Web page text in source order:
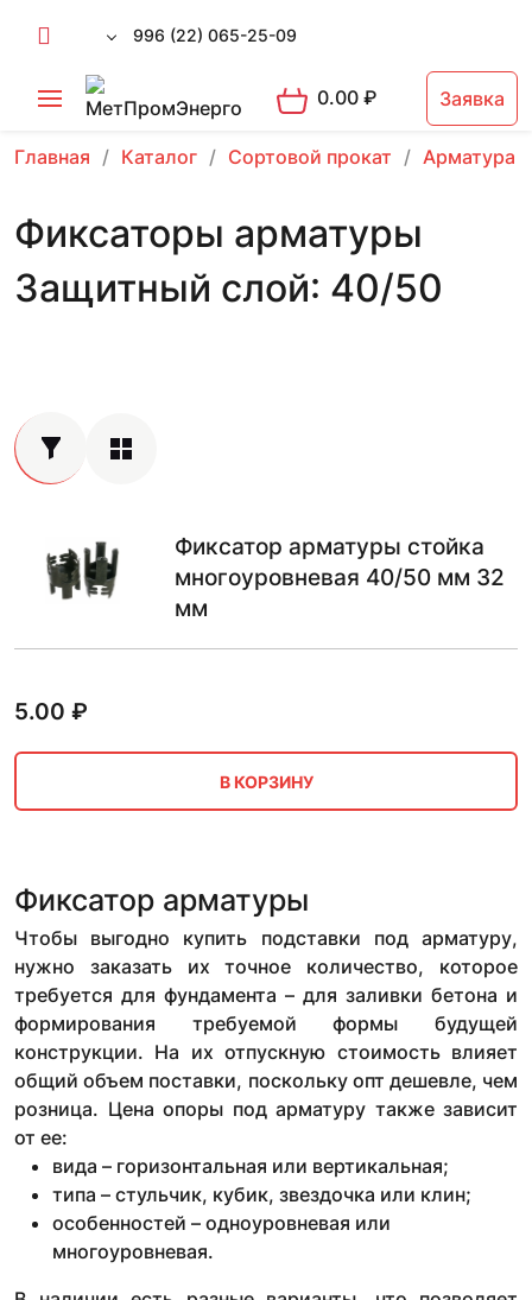
996 (22) 065-25-09
0.00₽ Заявка
Главная Каталог Сортовой прокат Арматура
Фиксаторы арматуры
Защитный слой: 40/50
Фиксатор арматуры стойка
многоуровневая 40/50 мм 32
мм
5.00 ₽
В КОРЗИНУ
Фиксатор арматуры
Чтобы выгодно купить подставки под арматуру,
нужно заказать их точное количество, которое
требуется для фундамента – для заливки бетона и
формирования требуемой формы будущей
конструкции. На их отпускную стоимость влияет
общий объем поставки, поскольку опт дешевле, чем
розница. Цена опоры под арматуру также зависит
от ее:
вида – горизонтальная или вертикальная;
типа – стульчик, кубик, звездочка или клин;
особенностей – одноуровневая или
многоуровневая.